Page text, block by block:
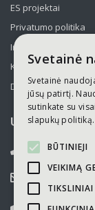
ES projektai
Privatumo politika
Informavimas apie
Kelionės
Draudimas
UAB „Kelionių
052751446
Svetainė
Svetainė
jūsų patirtį.
sutinkate su
slapukų politiką.
BŪTINIEJI
VEIKIMĄ
TIKSLINIAI